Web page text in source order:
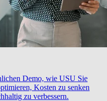
Demo, wie USU Sie
Kosten zu senken
zu verbessern.